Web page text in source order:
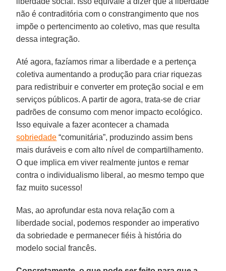
não é contraditória com o constrangimento que nos
impõe o pertencimento ao coletivo, mas que resulta
dessa integração.
Até agora, fazíamos rimar a liberdade e a pertença
coletiva aumentando a produção para criar riquezas
para redistribuir e converter em proteção social e em
serviços públicos. A partir de agora, trata-se de criar
padrões de consumo com menor impacto ecológico.
Isso equivale a fazer acontecer a chamada
sobriedade “comunitária”, produzindo assim bens
mais duráveis e com alto nível de compartilhamento.
O que implica em viver realmente juntos e remar
contra o individualismo liberal, ao mesmo tempo que
faz muito sucesso!
Mas, ao aprofundar esta nova relação com a
liberdade social, podemos responder ao imperativo
da sobriedade e permanecer fiéis à história do
modelo social francês.